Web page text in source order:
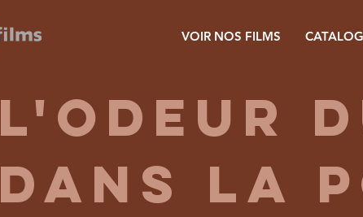
VOIR NOS FILMS
l'odeur
dans la